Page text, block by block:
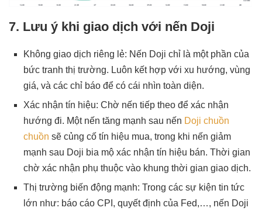
7. Lưu ý khi giao dịch với nến Doji
Không giao dịch riêng lẻ: Nến Doji chỉ là một phần của
bức tranh thị trường. Luôn kết hợp với xu hướng, vùng
giá, và các chỉ báo để có cái nhìn toàn diện.
Xác nhận tín hiệu: Chờ nến tiếp theo để xác nhận
hướng đi. Một nến tăng mạnh sau nến Doji chuồn
chuồn sẽ củng cố tín hiệu mua, trong khi nến giảm
mạnh sau Doji bia mộ xác nhận tín hiệu bán. Thời gian
chờ xác nhận phụ thuộc vào khung thời gian giao dịch.
Thị trường biến động mạnh: Trong các sự kiện tin tức
lớn như: báo cáo CPI, quyết định của Fed,…, nến Doji